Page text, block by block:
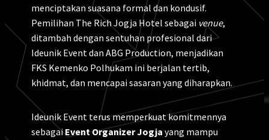
menciptakan suasana formal dan kondusif.
Pemilihan The Rich Jogja Hotel sebagai venue,
ditambah dengan sentuhan profesional dari
Ideunik Event dan ABG Production, menjadikan
FKS Kemenko Polhukam ini berjalan tertib,
khidmat, dan mencapai sasaran yang diharapkan.
Ideunik Event terus memperkuat komitmennya
sebagaiEvent Organizer Jogja yang mampu